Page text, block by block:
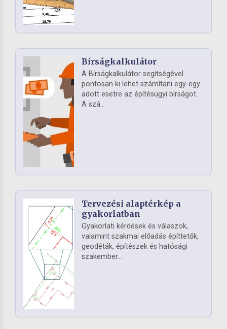
Bírságkalkulátor
A Bírságkalkulátor segítségével
pontosan ki lehet számítani egy-egy
adott esetre az építésügyi bírságot.
A szá...
Tervezési alaptérkép a
gyakorlatban
Gyakorlati kérdések és válaszok,
valamint szakmai előadás építtetők,
geodéták, építészek és hatósági
szakember...